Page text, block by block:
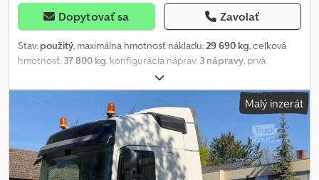
Dopytovať sa Zavolať
Stav: použitý, maximálna hmotnosť nákladu:29 690 kg, celková
hmotnosť: 37 800 kg, konfigurácia náprav: 3 nápravy, prvá
2002
nízkoplošinový návěs Meusburger MPG 3 Dksdpfxswrvubs Abfor
Rozměry: délka 13,90 m, šířka 2,55 m (rozšiřitelná na 3,50 m zadními
sloupky), výška 4 m Nakládací rozměry: výška ložné plochy 80 cm,
vnitřní výška hlubokého lože 3,20 m, výška mezi hlubokým ložem a
labutím krkem 67 cm, vnitřní výška labutího krku 2,53 m Stav:
úměrný stáří, dobrý Obutí: 205/65R17,5, 50–70 %
Malý inzerát